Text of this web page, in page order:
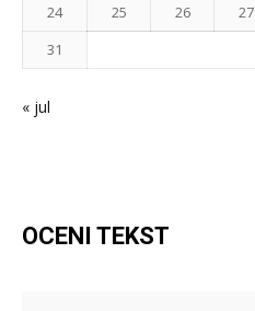
24
25 26 27
31
« jul
OCENI TEKST